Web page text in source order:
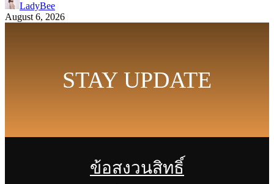
LadyBee
August 6, 2026
STAY UPDATE
ข้อสงวนสิทธิ์